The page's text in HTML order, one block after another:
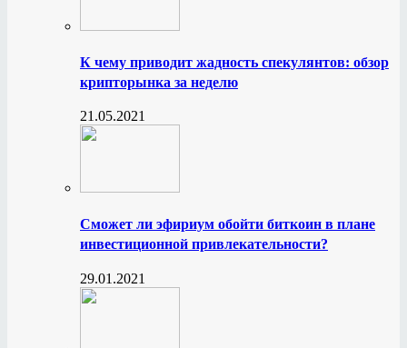
К чему приводит жадность спекулянтов: обзор
крипторынка за неделю
21.05.2021
Сможет ли эфириум обойти биткоин в плане
инвестиционной привлекательности?
29.01.2021